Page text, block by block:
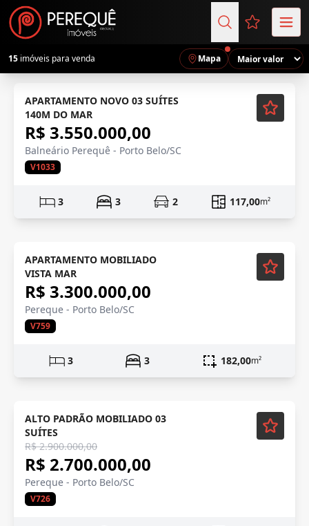
Favoritos
15 imóveis para venda Mapa
APARTAMENTO NOVO 03 SUÍTES
140M DO MAR
R$ 3.550.000,00
Balneário Perequê - Porto Belo/SC
V1033
3 3 2 117,00m²
Mobiliado
APARTAMENTO MOBILIADO
VISTA MAR
R$ 3.300.000,00
Pereque - Porto Belo/SC
V759
3 3 182,00m²
Mobiliado
ALTO PADRÃO MOBILIADO 03
SUÍTES
R$ 2.900.000,00
R$ 2.700.000,00
Pereque - Porto Belo/SC
V726